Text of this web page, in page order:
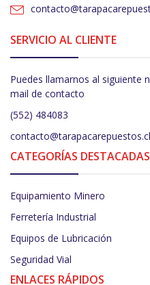
SERVICIO AL CLIENTE
Puedes llamarnos al siguiente
mail de contacto
(552) 484083
contacto@tarapacarepuestos.cl
CATEGORÍAS DESTACADAS
Equipamiento Minero
Ferretería Industrial
Equipos de Lubricación
Seguridad Vial
ENLACES RÁPIDOS